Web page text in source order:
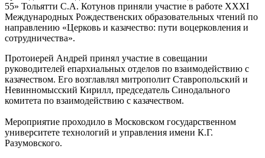
55» Тольятти С.А. Котунов приняли участие в работе XXXI
Международных Рождественских образовательных чтений по
направлению «Церковь и казачество: пути воцерковления и
сотрудничества».
Протоиерей Андрей принял участие в совещании
руководителей епархиальных отделов по взаимодействию с
казачеством. Его возглавлял митрополит Ставропольский и
Невинномысский Кирилл, председатель Синодального
комитета по взаимодействию с казачеством.
Мероприятие проходило в Московском государственном
университете технологий и управления имени К.Г.
Разумовского.